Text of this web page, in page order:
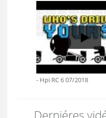
- Hpi RC 6 07/2018